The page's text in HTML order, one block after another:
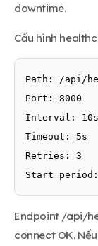
downtime.
Cấu hình
Path: /api/
Port: 8000
Interval: 10s
Timeout: 5s
Retries: 3
Start
Endpoint /api/
connect OK.